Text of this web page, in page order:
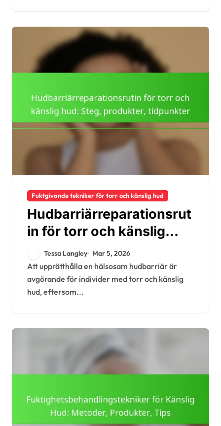
Fuktgivande tekniker för torr och känslig hud
Hudbarriärreparationsrut
in för torr och känslig
hud: Steg, produkter,
tidpunkter
Tessa Langley Mar 5, 2026
Att upprätthålla en hälsosam hudbarriär är
avgörande för individer med torr och känslig
hud, eftersom...